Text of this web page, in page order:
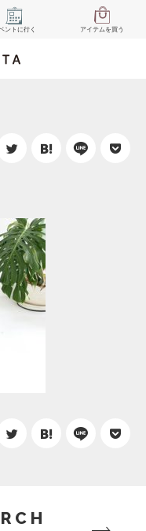
ント に行く アイテムを買う